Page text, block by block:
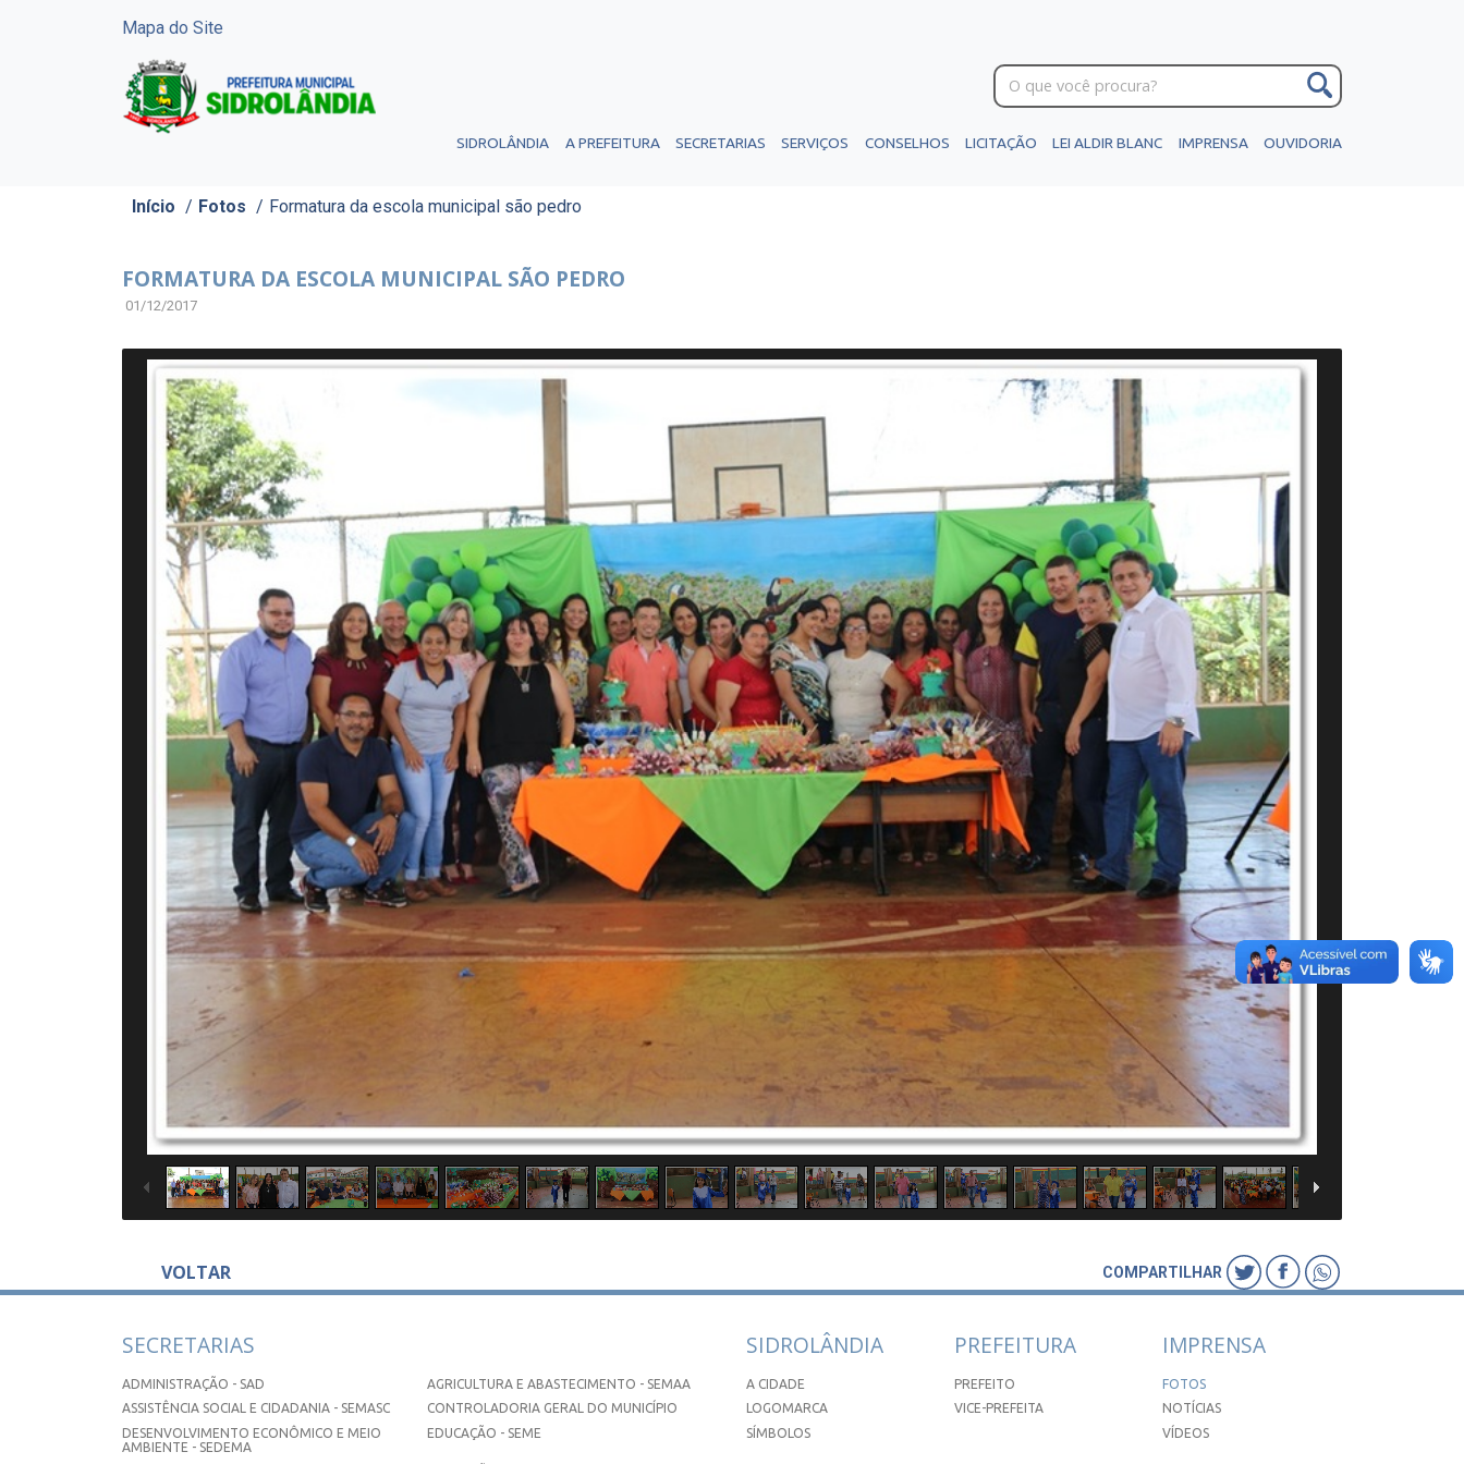
Mapa do Site
SIDROLÂNDIA A PREFEITURA SECRETARIAS SERVIÇOS CONSELHOS LICITAÇÃO LEI ALDIR BLANC IMPRENSA OUVIDORIA
Início / Fotos / Formatura da escola municipal são pedro
FORMATURA DA ESCOLA MUNICIPAL SÃO PEDRO
01/12/2017
VOLTAR COMPARTILHAR
SECRETARIAS
ADMINISTRAÇÃO - SAD
AGRICULTURA E ABASTECIMENTO - SEMAA
ASSISTÊNCIA SOCIAL E CIDADANIA - SEMASC
CONTROLADORIA GERAL DO MUNICÍPIO
DESENVOLVIMENTO ECONÔMICO E MEIO
AMBIENTE - SEDEMA
EDUCAÇÃO - SEME
SIDROLÂNDIA
A CIDADE
LOGOMARCA
SÍMBOLOS
PREFEITURA
PREFEITO
VICE-PREFEITA
IMPRENSA
FOTOS
NOTÍCIAS
VÍDEOS